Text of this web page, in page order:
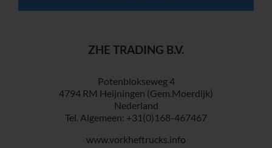
ZHE TRADING B.V.
Potenblokseweg 4
4794 RM Heijningen (Gem.Moerdijk)
Nederland
Tel. Algemeen: +31(0)168-467467
www.vorkheftrucks.info